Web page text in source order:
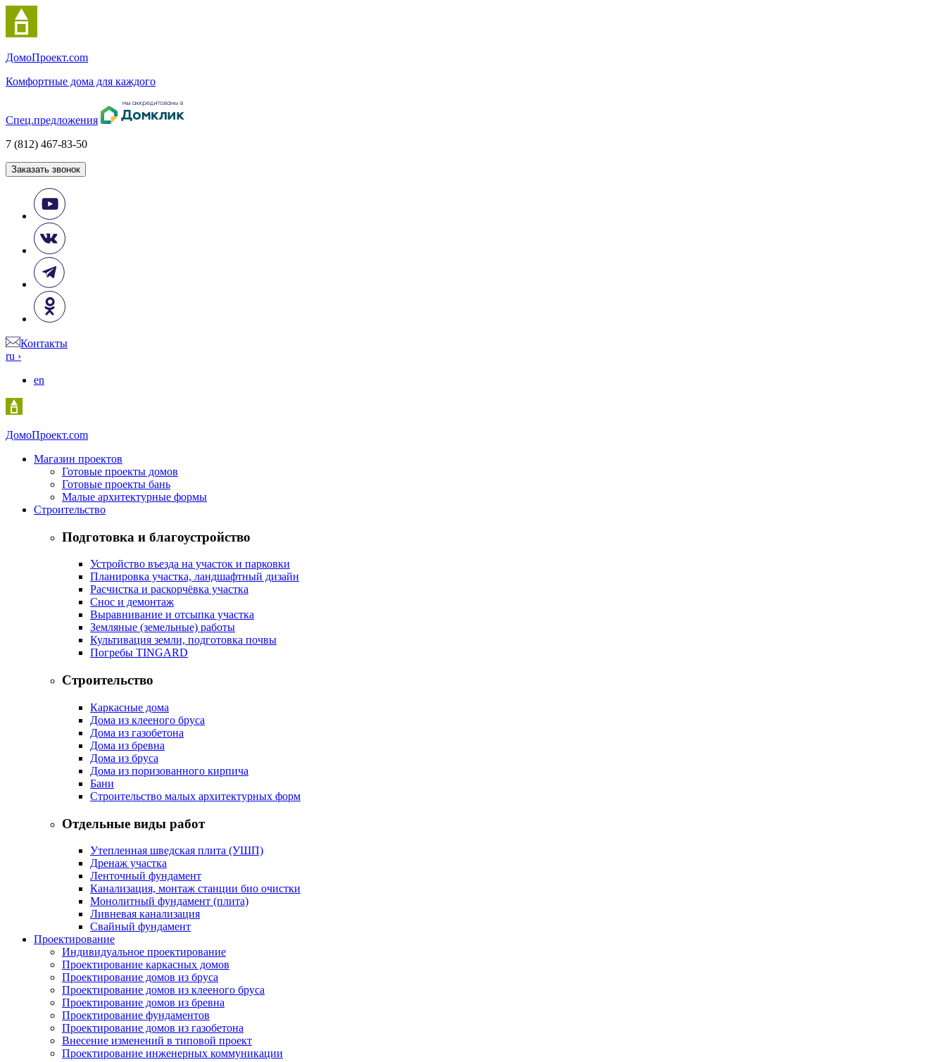
ДомоПроект.com
Комфортные дома для каждого
Спец.предложения
7 (812) 467-83-50
Заказать звонок
Контакты
ru ›
en
ДомоПроект.com
Магазин проектов
Готовые проекты домов
Готовые проекты бань
Малые архитектурные формы
Строительство
Подготовка и благоустройство
Устройство въезда на участок и парковки
Планировка участка, ландшафтный дизайн
Расчистка и раскорчёвка участка
Снос и демонтаж
Выравнивание и отсыпка участка
Земляные (земельные) работы
Культивация земли, подготовка почвы
Погребы TINGARD
Строительство
Каркасные дома
Дома из клееного бруса
Дома из газобетона
Дома из бревна
Дома из бруса
Дома из поризованного кирпича
Бани
Строительство малых архитектурных форм
Отдельные виды работ
Утепленная шведская плита (УШП)
Дренаж участка
Ленточный фундамент
Канализация, монтаж станции био очистки
Монолитный фундамент (плита)
Ливневая канализация
Свайный фундамент
Проектирование
Индивидуальное проектирование
Проектирование каркасных домов
Проектирование домов из бруса
Проектирование домов из клееного бруса
Проектирование домов из бревна
Проектирование фундаментов
Проектирование домов из газобетона
Внесение изменений в типовой проект
Проектирование инженерных коммуникации